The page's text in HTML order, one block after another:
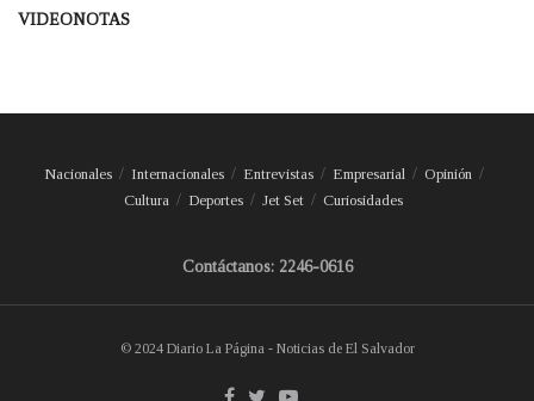
VIDEONOTAS
Nacionales Internacionales Entrevistas Empresarial
Opinión
Cultura
Deportes Jet Set Curiosidades
Contáctanos: 2246-0616
© 2024 Diario La Página - Noticias de El Salvador